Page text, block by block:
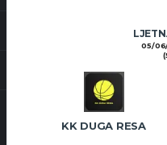
05/
KK DUGA RESA